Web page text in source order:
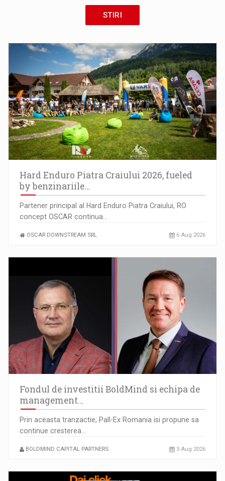
STIRI
Hard Enduro Piatra Craiului 2026, fueled
by benzinariile…
Partener principal al Hard Enduro Piatra Craiului, RO
concept OSCAR continua…
OSCAR DOWNSTREAM SRL 6 Aug 2026
Fondul de investitii BoldMind si echipa de
management…
Prin aceasta tranzactie, Pall-Ex Romania isi propune sa
continue cresterea…
BOLDMIND CAPITAL PARTNERS 3 Aug 2026